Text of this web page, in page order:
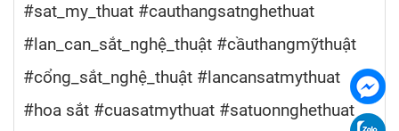
#sat_my_thuat #cauthangsatnghethuat
#lan_can_sắt_nghệ_thuật #cầuthangmỹthuật
#cổng_sắt_nghệ_thuật #lancansatmythuat
#hoa sắt #cuasatmythuat #satuonnghethuat